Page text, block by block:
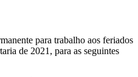
para trabalho aos feriados
de 2021, para as seguintes